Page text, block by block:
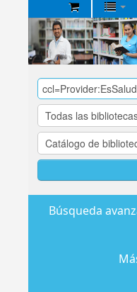
Biblioteca
Central
EsSalud
Búsqueda